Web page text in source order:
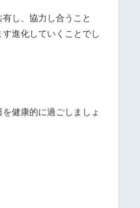
し、協力し合うこと
進化していくことでし
健康的に過ごしましょ